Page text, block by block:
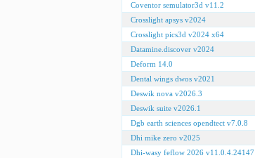
Coventor semulator3d v11.2
Crosslight apsys v2024
Crosslight pics3d v2024 x64
Datamine.discover v2024
Deform 14.0
Dental wings dwos v2021
Deswik nova v2026.3
Deswik suite v2026.1
Dgb earth sciences opendtect v7.0.8
Dhi mike zero v2025
Dhi-wasy feflow 2026 v11.0.4.24147